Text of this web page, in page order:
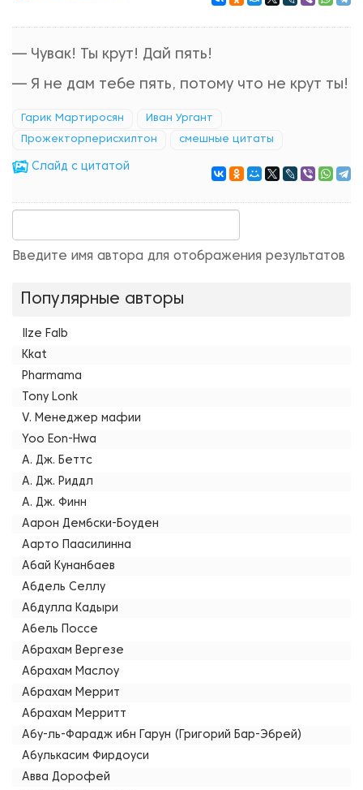
— Чувак! Ты крут! Дай пять!
— Я не дам тебе пять, потому что не крут ты!
Гарик Мартиросян Иван Ургант
Прожекторперисхилтон смешные цитаты
Cлайд с цитатой
Введите имя автора для отображения результатов
Популярные авторы
Ilze Falb
Kkat
Pharmama
Tony Lonk
V. Менеджер мафии
Yoo Eon-Hwa
А. Дж. Беттс
А. Дж. Риддл
А. Дж. Финн
Аарон Дембски-Боуден
Аарто Паасилинна
Абай Кунанбаев
Абдель Селлу
Абдулла Кадыри
Абель Поссе
Абрахам Вергезе
Абрахам Маслоу
Абрахам Меррит
Абрахам Мерритт
Абу-ль-Фарадж ибн Гарун (Григорий Бар-Эбрей)
Абулькасим Фирдоуси
Авва Дорофей